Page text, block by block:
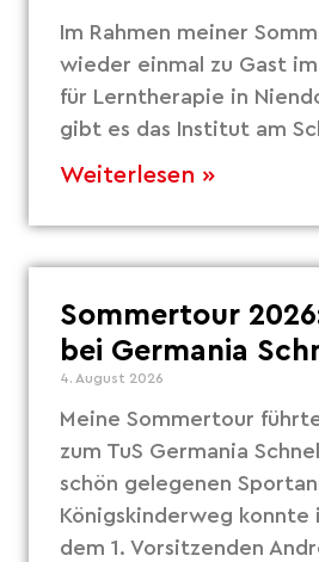
Im Rahmen meiner
wieder einmal zu Gast
für Lerntherapie in
gibt es das Institut am
Weiterlesen »
Sommertour
bei Germania
4. August 2026
Meine Sommertour
zum TuS Germania
schön gelegenen
Königskinderweg konnte
dem 1. Vorsitzenden